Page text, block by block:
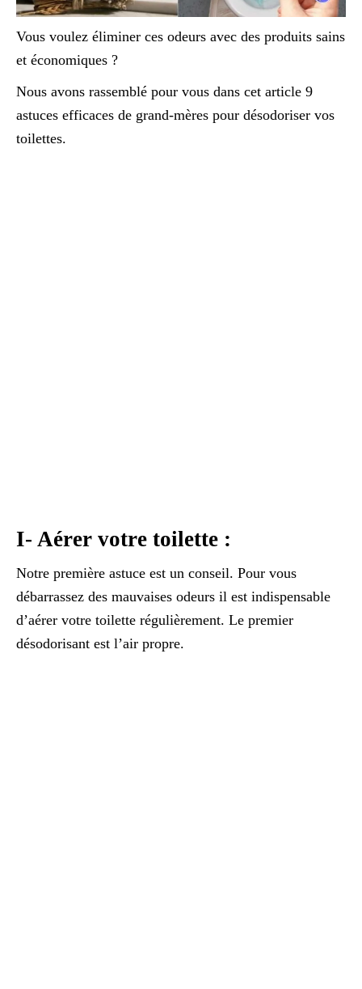
Vous voulez éliminer ces odeurs avec des produits sains
et économiques ?
Nous avons rassemblé pour vous dans cet article 9
astuces efficaces de grand-mères pour désodoriser vos
toilettes.
I- Aérer votre toilette :
Notre première astuce est un conseil. Pour vous
débarrassez des mauvaises odeurs il est indispensable
d’aérer votre toilette régulièrement. Le premier
désodorisant est l’air propre.